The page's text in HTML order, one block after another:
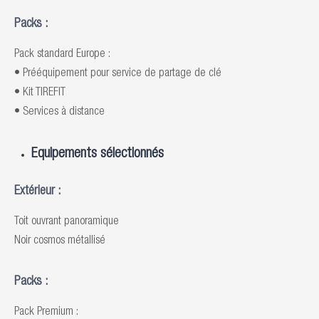
Packs :
Pack standard Europe :
• Prééquipement pour service de partage de clé
• Kit TIREFIT
• Services à distance
Equipements sélectionnés
Extérieur :
Toit ouvrant panoramique
Noir cosmos métallisé
Packs :
Pack Premium :